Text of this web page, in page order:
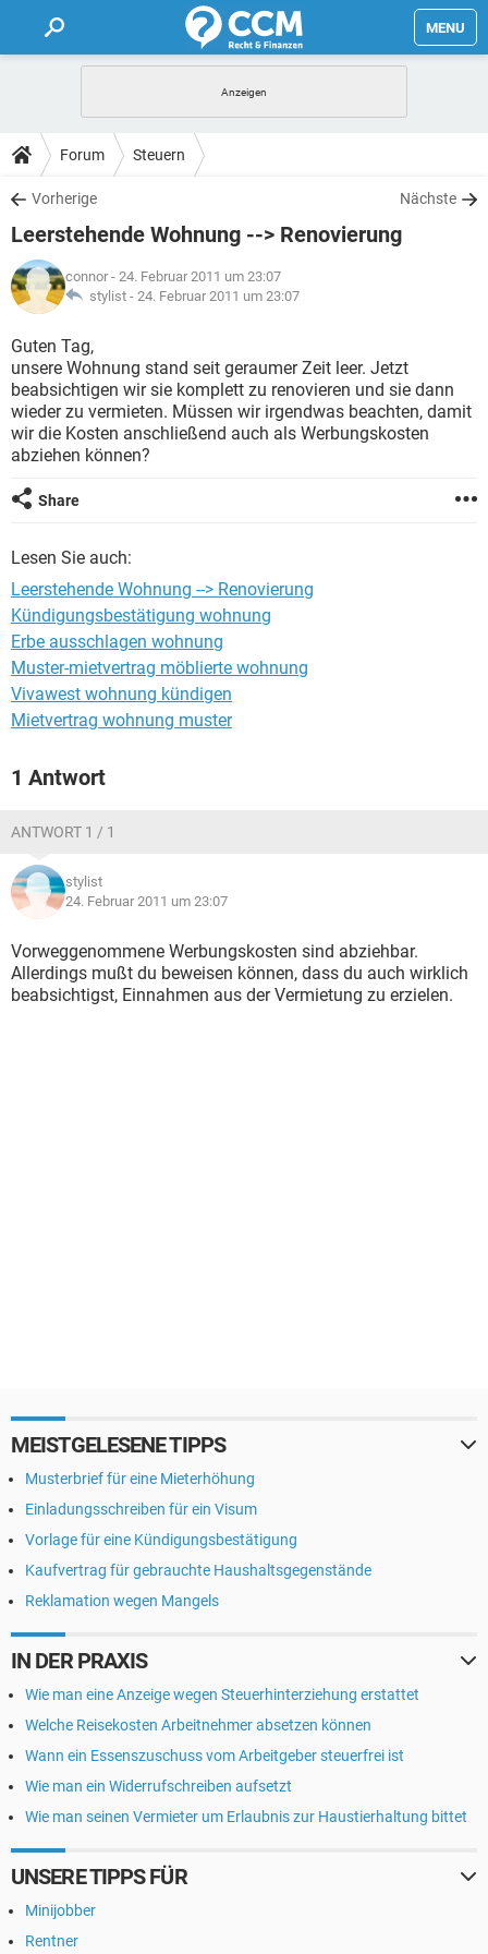
MENU
FORUM
TIPPS
Forum Steuern
Vorherige Nächste
Leerstehende Wohnung --> Renovierung
connor - 24. Februar 2011 um 23:07
stylist - 24. Februar 2011 um 23:07
Guten Tag,
unsere Wohnung stand seit geraumer Zeit leer. Jetzt
beabsichtigen wir sie komplett zu renovieren und sie dann
wieder zu vermieten. Müssen wir irgendwas beachten, damit
wir die Kosten anschließend auch als Werbungskosten
abziehen können?
Share
Lesen Sie auch:
Leerstehende Wohnung --> Renovierung
Kündigungsbestätigung wohnung
Erbe ausschlagen wohnung
Muster-mietvertrag möblierte wohnung
Vivawest wohnung kündigen
Mietvertrag wohnung muster
1 Antwort
ANTWORT 1 / 1
stylist
24. Februar 2011 um 23:07
Vorweggenommene Werbungskosten sind abziehbar.
Allerdings mußt du beweisen können, dass du auch wirklich
beabsichtigst, Einnahmen aus der Vermietung zu erzielen.
MEISTGELESENE TIPPS
Musterbrief für eine Mieterhöhung
Einladungsschreiben für ein Visum
Vorlage für eine Kündigungsbestätigung
Kaufvertrag für gebrauchte Haushaltsgegenstände
Reklamation wegen Mangels
IN DER PRAXIS
Wie man eine Anzeige wegen Steuerhinterziehung erstattet
Welche Reisekosten Arbeitnehmer absetzen können
Wann ein Essenszuschuss vom Arbeitgeber steuerfrei ist
Wie man ein Widerrufschreiben aufsetzt
Wie man seinen Vermieter um Erlaubnis zur Haustierhaltung bittet
UNSERE TIPPS FÜR
Minijobber
Rentner